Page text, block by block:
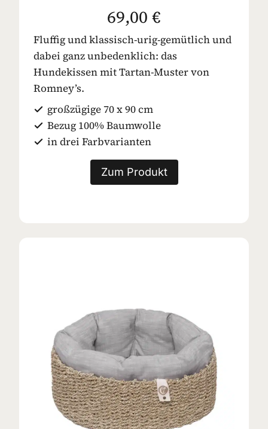
69,00 €
Fluffig und klassisch-urig-gemütlich und
dabei ganz unbedenklich: das
Hundekissen mit Tartan-Muster von
Romney’s.
großzügige 70 x 90 cm
Bezug 100% Baumwolle
in drei Farbvarianten
Zum Produkt